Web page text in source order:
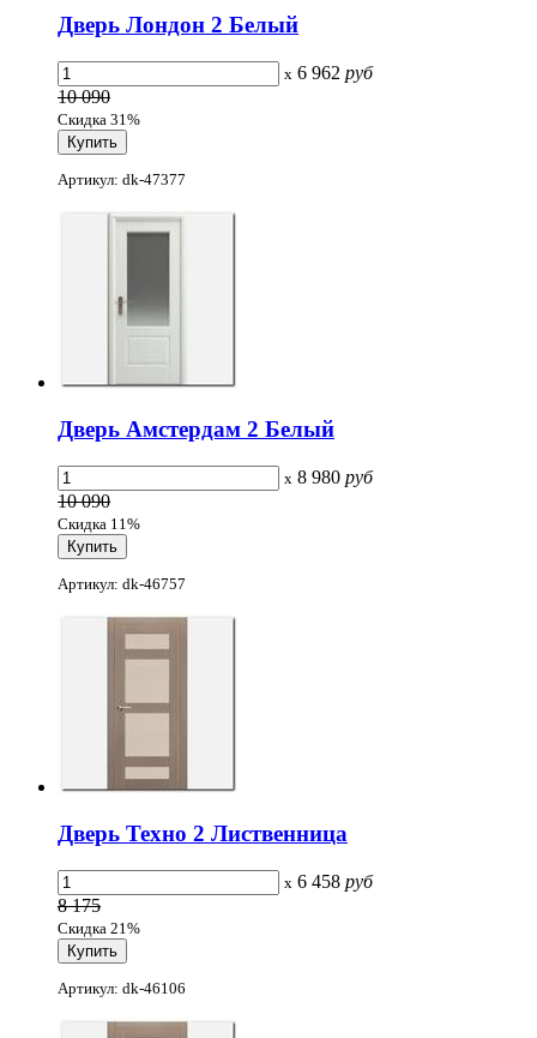
Дверь Лондон 2 Белый
x 6 962 руб
10 090
Скидка 31%
Артикул: dk-47377
Дверь Амстердам 2 Белый
x 8 980 руб
10 090
Скидка 11%
Артикул: dk-46757
Дверь Техно 2 Лиственница
x 6 458 руб
8 175
Скидка 21%
Артикул: dk-46106